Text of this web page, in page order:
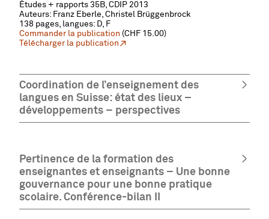
Études + rapports 35B, CDIP 2013
Auteurs: Franz Eberle, Christel Brüggenbrock
138 pages, langues: D, F
Commander la publication (CHF 15.00)
Télécharger la publication
Coordination de l’enseignement des
langues en Suisse: état des lieux –
développements – perspectives
Pertinence de la formation des
enseignantes et enseignants – Une bonne
gouvernance pour une bonne pratique
scolaire. Conférence-bilan II